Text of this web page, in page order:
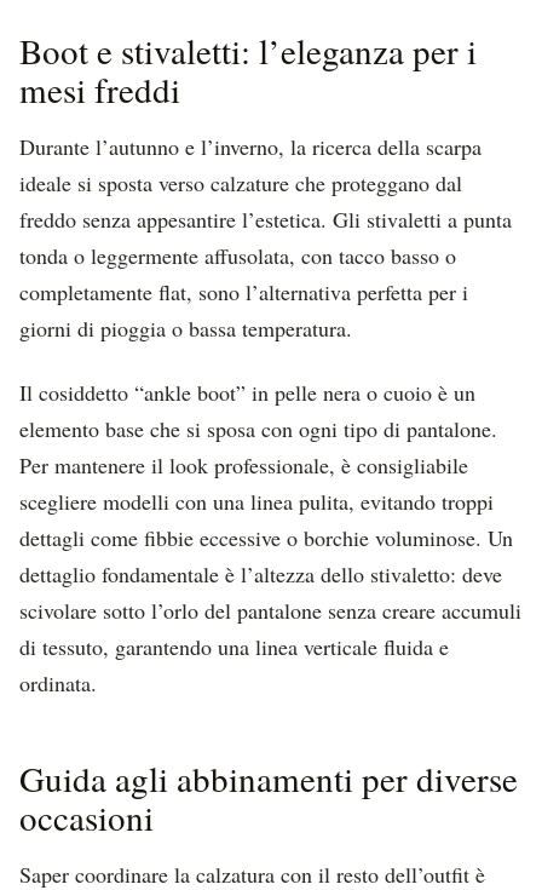
Boot e stivaletti: l’eleganza per i
mesi freddi
Durante l’autunno e l’inverno, la ricerca della scarpa
ideale si sposta verso calzature che proteggano dal
freddo senza appesantire l’estetica. Gli stivaletti a punta
tonda o leggermente affusolata, con tacco basso o
completamente flat, sono l’alternativa perfetta per i
giorni di pioggia o bassa temperatura.
Il cosiddetto “ankle boot” in pelle nera o cuoio è un
elemento base che si sposa con ogni tipo di pantalone.
Per mantenere il look professionale, è consigliabile
scegliere modelli con una linea pulita, evitando troppi
dettagli come fibbie eccessive o borchie voluminose. Un
dettaglio fondamentale è l’altezza dello stivaletto: deve
scivolare sotto l’orlo del pantalone senza creare accumuli
di tessuto, garantendo una linea verticale fluida e
ordinata.
Guida agli abbinamenti per diverse
occasioni
Saper coordinare la calzatura con il resto dell’outfit è